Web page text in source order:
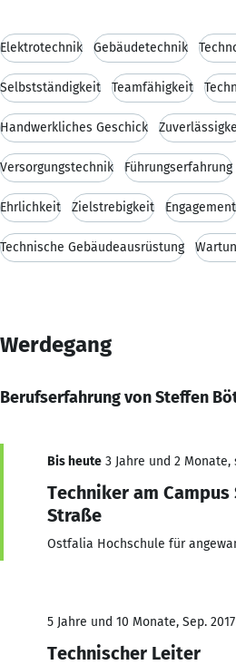
Elektrotechnik Gebäudetechnik
Selbstständigkeit Teamfähigkeit
Handwerkliches Geschick
Versorgungstechnik Führungserfahrung
Ehrlichkeit Zielstrebigkeit Engagement
Technische Gebäudeausrüstung
Werdegang
Berufserfahrung von Steffen
Bis heute 3 Jahre und 2 Monate,
Techniker am
Straße
Ostfalia Hochschule für
5 Jahre und 10 Monate, Sep.
Technischer Leiter